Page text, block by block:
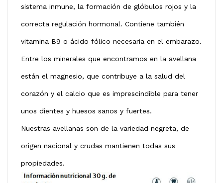
sistema inmune, la formación de glóbulos rojos y la
correcta regulación hormonal. Contiene también
vitamina B9 o ácido fólico necesaria en el embarazo.
Entre los minerales que encontramos en la avellana
están el magnesio, que contribuye a la salud del
corazón y el calcio que es imprescindible para tener
unos dientes y huesos sanos y fuertes.
Nuestras avellanas son de la variedad negreta, de
origen nacional y crudas mantienen todas sus
propiedades.